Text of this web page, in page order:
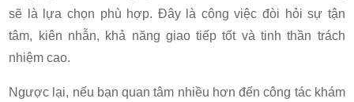
sẽ là lựa chọn phù hợp. Đây là công việc đòi hỏi sự tận
tâm, kiên nhẫn, khả năng giao tiếp tốt và tinh thần trách
nhiệm cao.
Ngược lại, nếu bạn quan tâm nhiều hơn đến công tác khám